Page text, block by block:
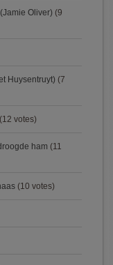
Oliver) (9
Huysentruyt) (7
(12 votes)
ham (11
(10 votes)